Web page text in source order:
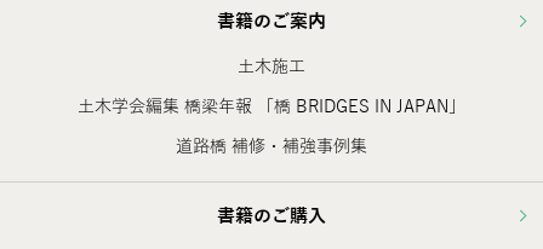
書籍のご案内
土木施工
土木学会編集 橋梁年報 「橋 BRIDGES IN JAPAN」
道路橋 補修・補強事例集
書籍のご購入